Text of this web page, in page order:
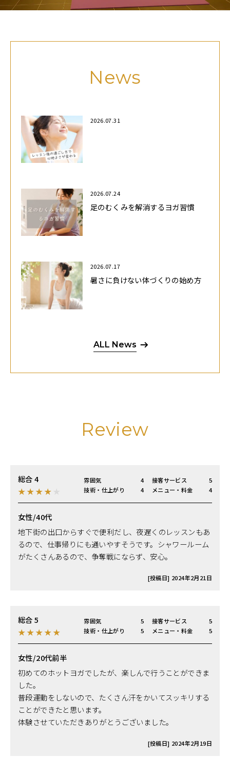
News
2026.07.31
2026.07.24
足のむくみを解消するヨガ習慣
2026.07.17
暑さに負けない体づくりの始め方
ALL News
Review
総合 4
★★★★
雰囲気 4 接客サービス
5
技術・仕上がり
4 メニュー・料金 4
女性/40代
地下街の出口からすぐで便利だし、夜遅くのレッスンもあ
るので、仕事帰りにも通いやすそうです。シャワールーム
がたくさんあるので、争奪戦にならず、安心。
[投稿日] 2024年2月21日
総合 5
★★★★★
雰囲気 5 接客サービス
5
技術・仕上がり
5 メニュー・料金 5
女性/20代前半
初めてのホットヨガでしたが、楽しんで行うことができま
した。
普段運動をしないので、たくさん汗をかいてスッキリする
ことができたと思います。
体験させていただきありがとうございました。
[投稿日] 2024年2月19日